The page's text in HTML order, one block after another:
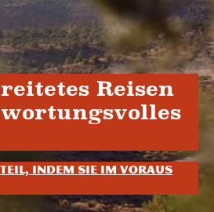
Reisen
indem Sie im Voraus